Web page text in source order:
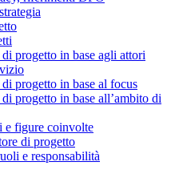
progetto in base agli attori
progetto in base al focus
progetto in base all’ambito di
e figure coinvolte
di progetto
e responsabilità